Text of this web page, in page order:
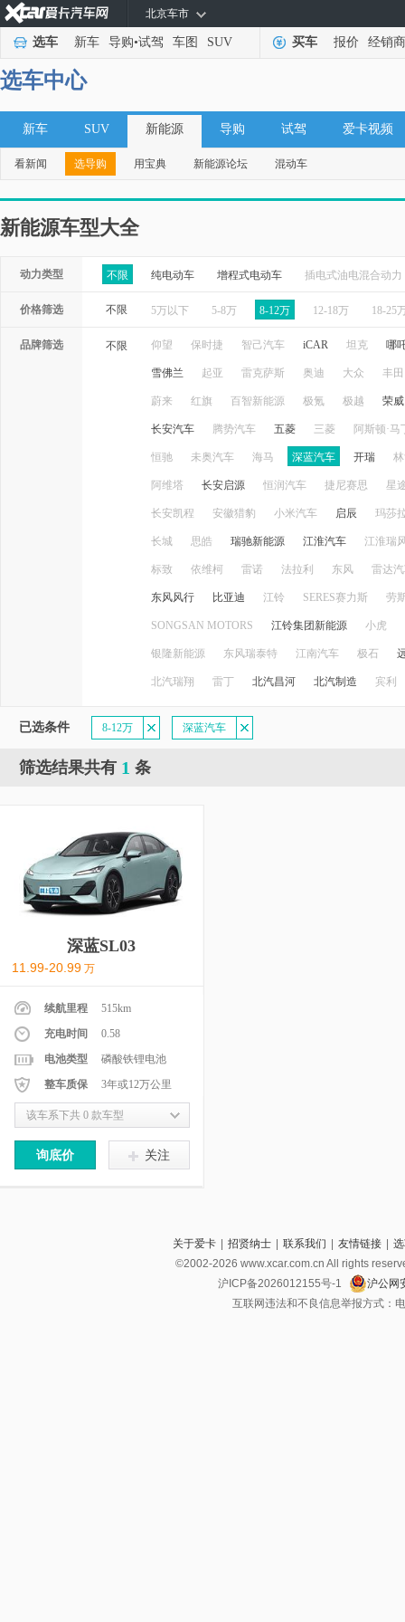
北京车市
选车 新车 导购•试驾 车图 SUV 买车 报价 经销商
选车中心
新车 SUV 新能源 导购 试驾 爱卡视频
看新闻 选导购 用宝典 新能源论坛 混动车
新能源车型大全
动力类型 不限 纯电动车 增程式电动车 插电式油电混合动力
价格筛选 不限 5万以下 5-8万 8-12万 12-18万 18-25
品牌筛选 不限 仰望 保时捷 智己汽车 iCAR 坦克 哪
雪佛兰 起亚 雷克萨斯 奥迪 大众 丰田
蔚来 红旗 百智新能源 极氪 极越 荣威
长安汽车 腾势汽车 五菱 三菱 阿斯顿·马
恒驰 未奥汽车 海马 深蓝汽车 开瑞
阿维塔 长安启源 恒润汽车 捷尼赛思 星
长安凯程 安徽猎豹 小米汽车 启辰 玛莎
长城 思皓 瑞驰新能源 江淮汽车 江淮瑞
标致 依维柯 雷诺 法拉利 东风 雷达
东风风行 比亚迪 江铃 SERES赛力斯 劳
SONGSAN MOTORS 江铃集团新能源 小虎
银隆新能源 东风瑞泰特 江南汽车 极石
北汽瑞翔 雷丁 北汽昌河 北汽制造 宾利
已选条件 8-12万 深蓝汽车
筛选结果共有 1 条
深蓝SL03
11.99-20.99 万
续航里程
515km
充电时间
0.58
电池类型
磷酸铁锂电池
整车质保
3年或12万公里
该车系下共 0 款车型
询底价 关注
关于爱卡 招贤纳士 联系我们 友情链接
©2002-2026 www.xcar.com.cn All rights
沪ICP备2026012155号-1
沪公网
互联网违法和不良信息举报方式：